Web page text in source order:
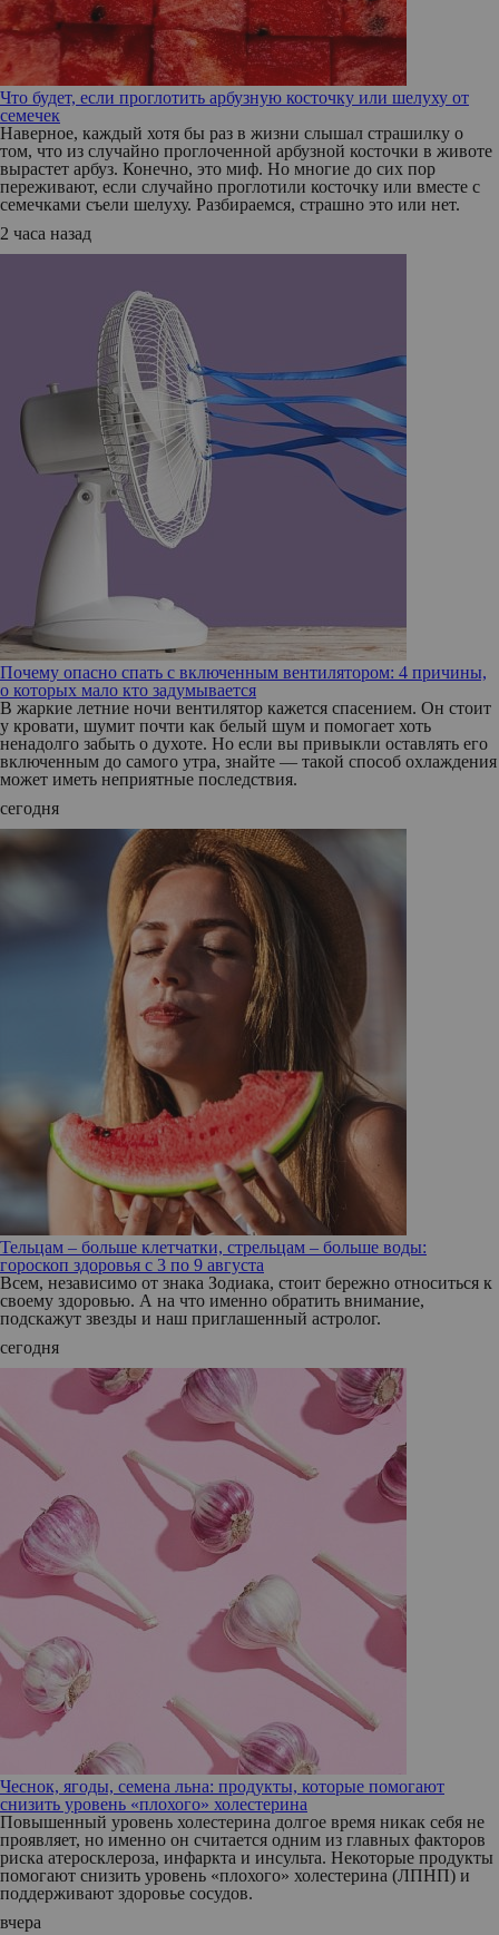
Что будет, если проглотить арбузную косточку или шелуху от
семечек
Наверное, каждый хотя бы раз в жизни слышал страшилку о
том, что из случайно проглоченной арбузной косточки в животе
вырастет арбуз. Конечно, это миф. Но многие до сих пор
переживают, если случайно проглотили косточку или вместе с
семечками съели шелуху. Разбираемся, страшно это или нет.
2 часа назад
Почему опасно спать с включенным вентилятором: 4 причины,
о которых мало кто задумывается
В жаркие летние ночи вентилятор кажется спасением. Он стоит
у кровати, шумит почти как белый шум и помогает хоть
ненадолго забыть о духоте. Но если вы привыкли оставлять его
включенным до самого утра, знайте — такой способ охлаждения
может иметь неприятные последствия.
сегодня
Тельцам – больше клетчатки, стрельцам – больше воды:
гороскоп здоровья с 3 по 9 августа
Всем, независимо от знака Зодиака, стоит бережно относиться к
своему здоровью. А на что именно обратить внимание,
подскажут звезды и наш приглашенный астролог.
сегодня
Чеснок, ягоды, семена льна: продукты, которые помогают
снизить уровень «плохого» холестерина
Повышенный уровень холестерина долгое время никак себя не
проявляет, но именно он считается одним из главных факторов
риска атеросклероза, инфаркта и инсульта. Некоторые продукты
помогают снизить уровень «плохого» холестерина (ЛПНП) и
поддерживают здоровье сосудов.
вчера